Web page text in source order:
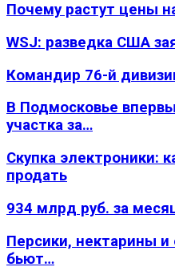
Почему растут цены
WSJ: разведка США
Командир 76-й
В Подмосковье
участка за…
Скупка электроники:
продать
934 млрд руб. за
Персики, нектарины
бьют…